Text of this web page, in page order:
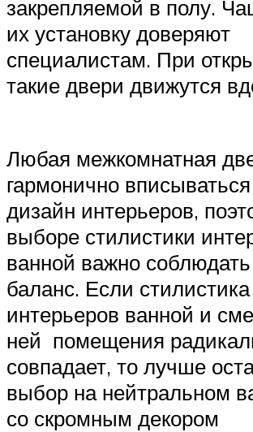
закрепляемой в полу.
их установку доверяют
специалистам. При
такие двери движутся
Любая межкомнатная
гармонично
дизайн интерьеров,
выборе стилистики
ванной важно
баланс. Если
интерьеров ванной и
ней помещения
совпадает, то лучше
выбор на нейтральном
со скромным декором